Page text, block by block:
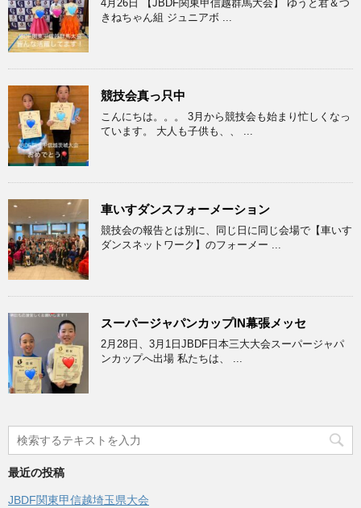
4月26日 【JBDF関東甲信越群馬大会】 ゆうと君＆つ
きねちゃん組 ジュニアボ ...
競技会真っ只中
こんにちは。。。 3月から競技会も始まり忙しくなっ
ています。 大人も子供も、、 ...
車いすダンスフォーメーション
競技会の報告とは別に、同じ日に同じ会場で【車いす
ダンスネットワーク】のフォーメー ...
スーパージャパンカップIN幕張メッセ
2月28日、3月1日JBDF日本三大大会スーパージャパ
ンカップへ出場 私たちは、 ...
最近の投稿
JBDF関東甲信越埼玉県大会